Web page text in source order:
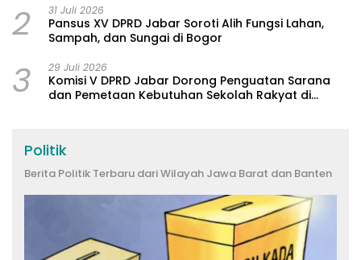
2 31 Juli 2026
Pansus XV DPRD Jabar Soroti Alih Fungsi Lahan,
Sampah, dan Sungai di Bogor
3 29 Juli 2026
Komisi V DPRD Jabar Dorong Penguatan Sarana
dan Pemetaan Kebutuhan Sekolah Rakyat di
Politik
Berita Politik Terbaru dari Wilayah Jawa Barat dan Banten